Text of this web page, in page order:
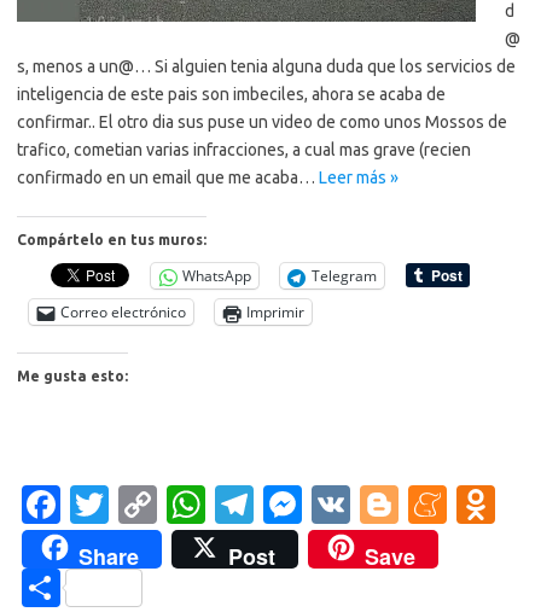
d
@
s, menos a un@… Si alguien tenia alguna duda que los servicios de
inteligencia de este pais son imbeciles, ahora se acaba de
confirmar.. El otro dia sus puse un video de como unos Mossos de
trafico, cometian varias infracciones, a cual mas grave (recien
confirmado en un email que me acaba… Leer más »
Compártelo en tus muros:
WhatsApp
Telegram
Correo electrónico
Imprimir
Me gusta esto:
Fa
c
e
T
w
it
C
o
p
W
h
at
T
el
e
M
es
se
V
K
Bl
o
g
M
Share Post Save
C